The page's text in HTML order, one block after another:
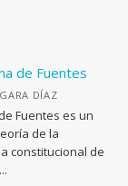
de Fuentes
DÍAZ
Fuentes es un
de la
constitucional de